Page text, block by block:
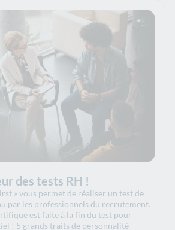
des tests RH !
» vous permet de réaliser un test de
par les professionnels du recrutement.
est faite à la fin du test pour
! 5 grands traits de personnalité